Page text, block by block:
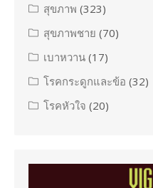
สุขภาพ (323)
สุขภาพชาย (70)
เบาหวาน (17)
โรคกระดูกและข้อ (32)
โรคหัวใจ (20)